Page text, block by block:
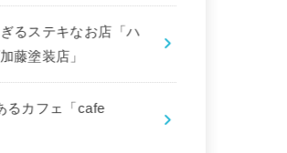
るステキなお店「ハ
藤塗装店」
るカフェ「cafe